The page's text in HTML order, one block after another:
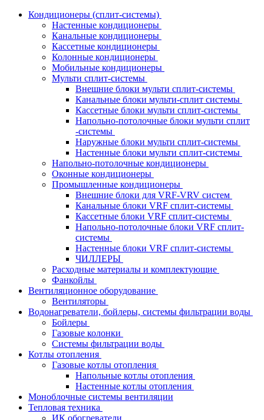
Кондиционеры (сплит-системы)
Настенные кондиционеры
Канальные кондиционеры
Кассетные кондиционеры
Колонные кондиционеры
Мобильные кондиционеры
Мульти сплит-системы
Внешние блоки мульти сплит-системы
Канальные блоки мульти-сплит системы
Кассетные блоки мульти сплит-системы
Напольно-потолочные блоки мульти сплит
-системы
Наружные блоки мульти сплит-системы
Настенные блоки мульти сплит-системы
Напольно-потолочные кондиционеры
Оконные кондиционеры
Промышленные кондиционеры
Внешние блоки для VRF-VRV систем
Канальные блоки VRF сплит-системы
Кассетные блоки VRF сплит-системы
Напольно-потолочные блоки VRF сплит-
системы
Настенные блоки VRF сплит-системы
ЧИЛЛЕРЫ
Расходные материалы и комплектующие
Фанкойлы
Вентиляционное оборудование
Вентиляторы
Водонагреватели, бойлеры, системы фильтрации воды
Бойлеры
Газовые колонки
Системы фильтрации воды
Котлы отопления
Газовые котлы отопления
Напольные котлы отопления
Настенные котлы отопления
Моноблочные системы вентиляции
Тепловая техника
ИК обогреватели